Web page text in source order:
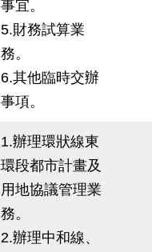
事宜。
5.財務試算業
務。
6.其他臨時交辦
事項。
1.辦理環狀線東
環段都市計畫及
用地協議管理業
務。
2.辦理中和線、